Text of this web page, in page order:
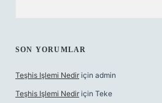
SON YORUMLAR
Teşhis Işlemi Nedir için admin
Teşhis Işlemi Nedir için Teke